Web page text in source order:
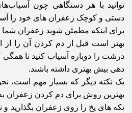
توانید با هر دستگاهی چون
دستی و کوچک زعفران های خود را
برای اینکه مطمئن شوید زعفران
بهتر است قبل از دم کردن آن را از
درشت را دوباره آسیاب کنید تا
دهی بیش بهتری داشته باشند.
یک نکته دیگر که بسیار مهم است،
بهترین روش برای دم کردن زعفران
تکه های یخ را روی زعفران بگذارید